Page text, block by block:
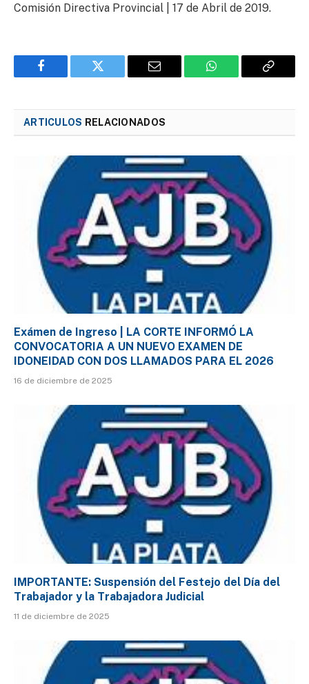
Comisión Directiva Provincial | 17 de Abril de 2019.
Facebook Twitter Email WhatsApp Copy
ARTICULOS RELACIONADOS
Exámen de Ingreso | LA CORTE INFORMÓ LA
CONVOCATORIA A UN NUEVO EXAMEN DE
IDONEIDAD CON DOS LLAMADOS PARA EL 2026
16 de diciembre de 2025
IMPORTANTE: Suspensión del Festejo del Día del
Trabajador y la Trabajadora Judicial
11 de diciembre de 2025